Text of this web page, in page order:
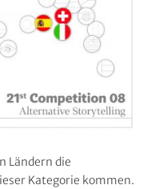
Ländern die
Kategorie kommen.